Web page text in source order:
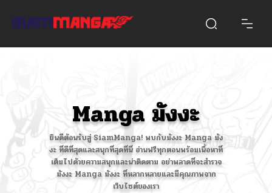
Manga มังงะ
ยินดีต้อนรับสู่ SiamManga! พบกับมังงะ Manga มัง
งะ ที่ดีที่สุดและสนุกที่สุดที่นี่ อ่านฟรีทุกตอนพร้อมเนื้อหาที่
เต็มไปด้วยความสนุกและน่าติดตาม อย่าพลาดที่จะสำรวจ
มังงะ Manga มังงะ ที่หลากหลายและมีคุณภาพจาก
เว็บไซต์ของเรา